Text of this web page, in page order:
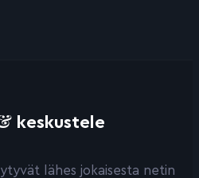
keskustele
lähes jokaisesta netin